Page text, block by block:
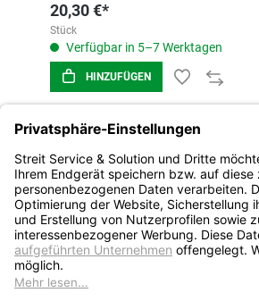
20,30 €*
Stück
Verfügbar in 5–7 Werktagen
HINZUFÜGEN
1 2 3
STREIT Newsletter